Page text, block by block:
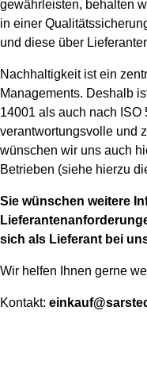
gewährleisten, behalten
in einer
und diese über
Nachhaltigkeit ist ein
Managements. Deshalb
14001 als auch nach
verantwortungsvolle und
wünschen wir uns auch
Betrieben (siehe hierzu
Sie wünschen weitere
sich als Lieferant bei
Wir helfen Ihnen gerne
Kontakt: